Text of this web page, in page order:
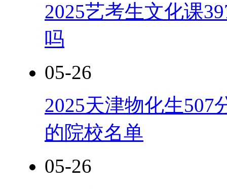
2025艺考生文化课
吗
05-26
2025天津物化生507
的院校名单
05-26